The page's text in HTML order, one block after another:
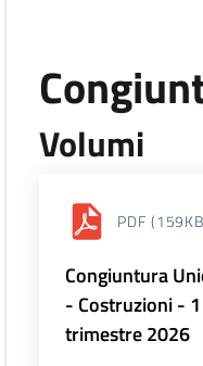
Volumi
PDF
Congiuntura
- Costruzioni -
trimestre 2026